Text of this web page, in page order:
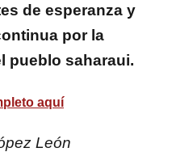
de esperanza y
por la
pueblo saharaui.
aquí
León